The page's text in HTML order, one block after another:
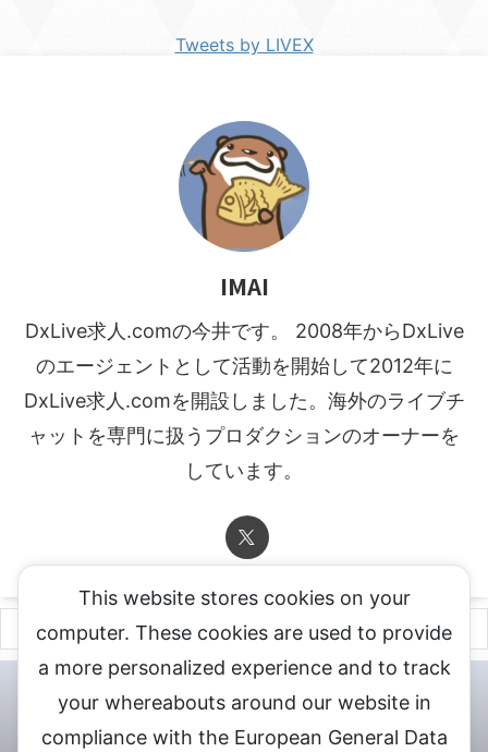
Tweets by LIVEX
IMAI
DxLive求人.comの今井です。 2008年からDxLive
のエージェントとして活動を開始して2012年に
DxLive求人.comを開設しました。海外のライブチ
ャットを専門に扱うプロダクションのオーナーを
しています。
チャットレディ登録申込 DXLIVE求人.comへお問合せ
DXLIVE 退
会・解約・移籍の申請
式サイト
This website stores cookies on your
computer. These cookies are used to provide
a more personalized experience and to track
your whereabouts around our website in
compliance with the European General Data